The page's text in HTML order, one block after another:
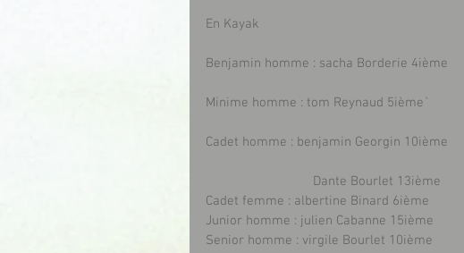
En Kayak
Benjamin homme : sacha Borderie 4ième
Minime homme : tom Reynaud 5ième`
Cadet homme : benjamin Georgin 10ième
                              Dante Bourlet 13ième
Cadet femme : albertine Binard 6ième
Junior homme : julien Cabanne 15ième
Senior homme : virgile Bourlet 10ième